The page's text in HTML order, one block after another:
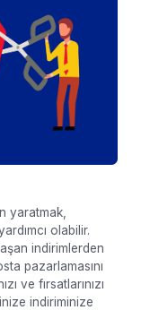
yaratmak,
olabilir.
indirimlerden
pazarlamasını
ve fırsatlarınızı
indiriminize